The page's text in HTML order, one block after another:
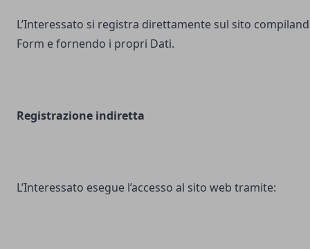
L’Interessato si registra direttamente sul sito
Form e fornendo i propri Dati.
Registrazione indiretta
L’Interessato esegue l’accesso al sito web tramite: